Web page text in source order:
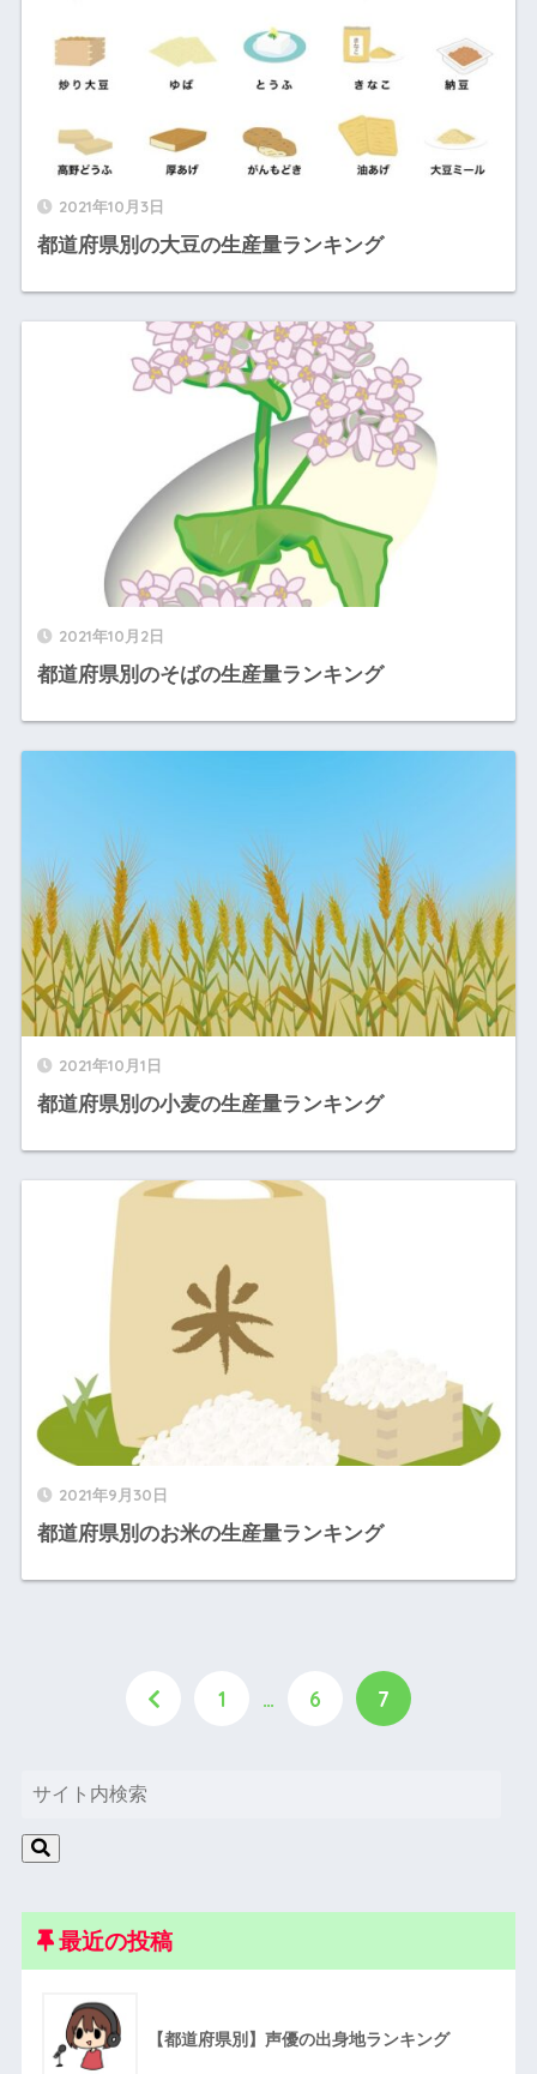
2021年10月3日
都道府県別の大豆の生産量ランキング
2021年10月2日
都道府県別のそばの生産量ランキング
2021年10月1日
都道府県別の小麦の生産量ランキング
2021年9月30日
都道府県別のお米の生産量ランキング
1 … 6 7
最近の投稿
【都道府県別】声優の出身地ランキング